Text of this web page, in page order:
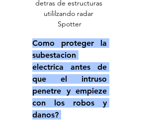
detras de estructuras
utililzando radar
Spotter
Como proteger la
subestacion
electrica antes de
que el intruso
penetre y empieze
con los robos y
danos?